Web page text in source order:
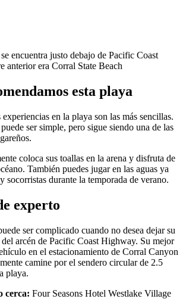
encuentra justo debajo de Pacific Coast
anterior era Corral State Beach
esta playa
en la playa son las más sencillas.
ser simple, pero sigue siendo una de las
coloca sus toallas en la arena y disfruta de
También puedes jugar en las aguas ya
socorristas durante la temporada de verano.
experto
ser complicado cuando no desea dejar su
arcén de Pacific Coast Highway. Su mejor
en el estacionamiento de Corral Canyon
camine por el sendero circular de 2.5
playa.
cerca: Four Seasons Hotel Westlake Village